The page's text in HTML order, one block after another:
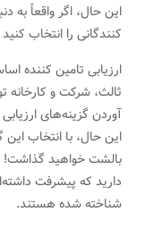
این حال، اگر واقعاً به
کنندگانی را انتخاب
ارزیابی تامین
ثالث، شرکت و کارخانه
آوردن گزینه‌های
این حال، با انتخاب
بالشت خواهید گذاشت!
دارید که پیشرفت
شناخته شده هستند.